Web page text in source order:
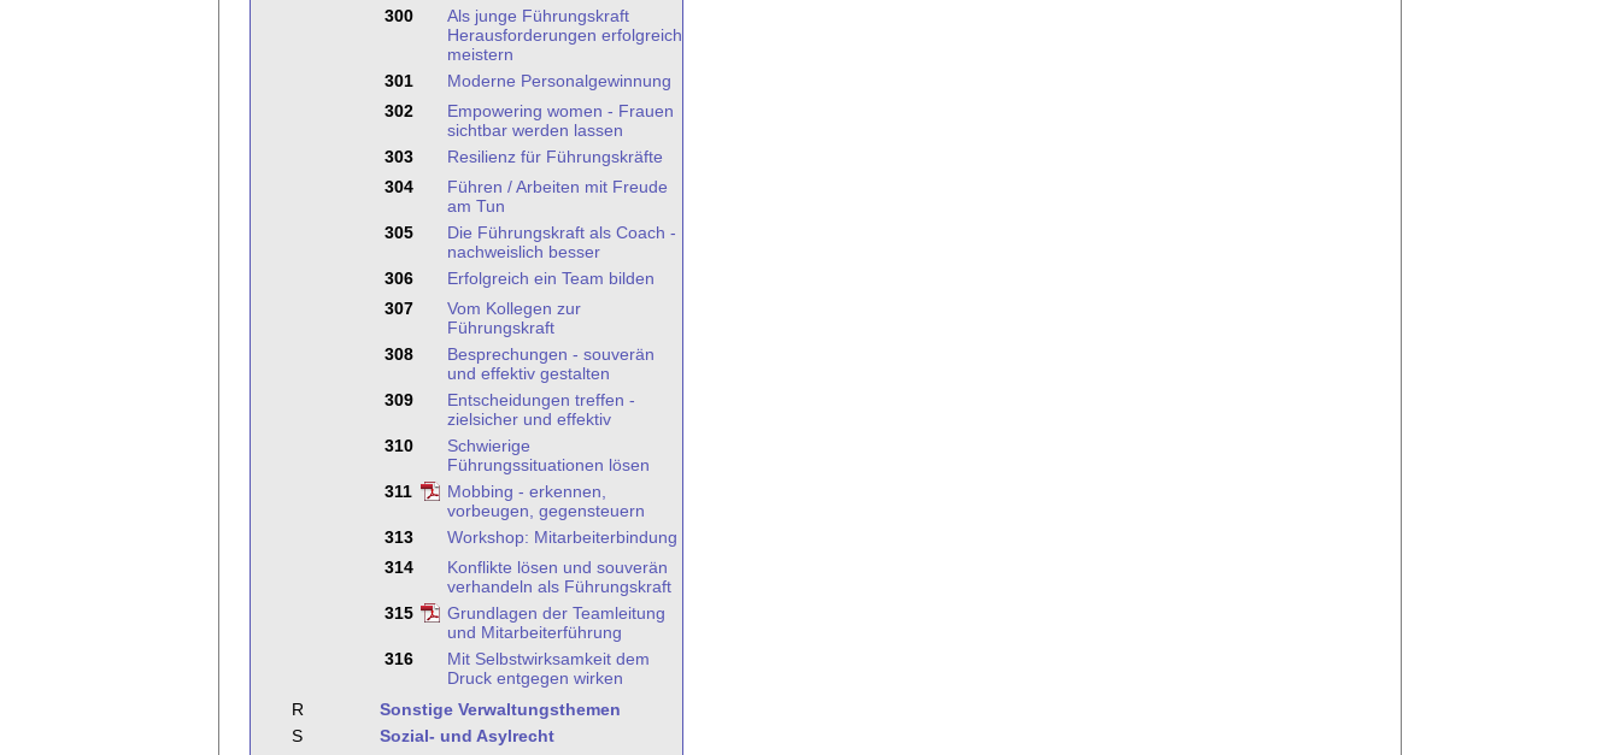
300
Als junge Führungskraft
Herausforderungen erfolgreich
meistern
301
Moderne Personalgewinnung
302
Empowering women - Frauen
sichtbar werden lassen
303
Resilienz für Führungskräfte
304
Führen / Arbeiten mit Freude
am Tun
305
Die Führungskraft als Coach -
nachweislich besser
306
Erfolgreich ein Team bilden
307
Vom Kollegen zur
Führungskraft
308
Besprechungen - souverän
und effektiv gestalten
309
Entscheidungen treffen -
zielsicher und effektiv
310
Schwierige
Führungssituationen lösen
311
Mobbing - erkennen,
vorbeugen, gegensteuern
313
Workshop: Mitarbeiterbindung
314
Konflikte lösen und souverän
verhandeln als Führungskraft
315
Grundlagen der Teamleitung
und Mitarbeiterführung
316
Mit Selbstwirksamkeit dem
Druck entgegen wirken
R
Sonstige Verwaltungsthemen
S
Sozial- und Asylrecht